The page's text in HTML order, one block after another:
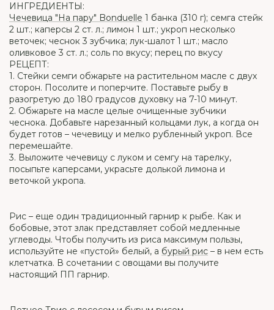
ИНГРЕДИЕНТЫ:
Чечевица "На пару" Bonduelle 1 банка (310 г); семга стейк
2 шт.; каперсы 2 ст. л.; лимон 1 шт.; укроп несколько
веточек; чеснок 3 зубчика; лук-шалот 1 шт.; масло
оливковое 3 ст. л.; соль по вкусу; перец по вкусу
РЕЦЕПТ:
1. Стейки семги обжарьте на растительном масле с двух
сторон. Посолите и поперчите. Поставьте рыбу в
разогретую до 180 градусов духовку на 7-10 минут.
2. Обжарьте на масле целые очищенные зубчики
чеснока. Добавьте нарезанный кольцами лук, а когда он
будет готов – чечевицу и мелко рубленный укроп. Все
перемешайте.
3. Выложите чечевицу с луком и семгу на тарелку,
посыпьте каперсами, украсьте долькой лимона и
веточкой укропа.
Рис – еще один традиционный гарнир к рыбе. Как и
бобовые, этот злак представляет собой медленные
углеводы. Чтобы получить из риса максимум пользы,
используйте не «пустой» белый, а бурый рис – в нем есть
клетчатка. В сочетании с овощами вы получите
настоящий ПП гарнир.